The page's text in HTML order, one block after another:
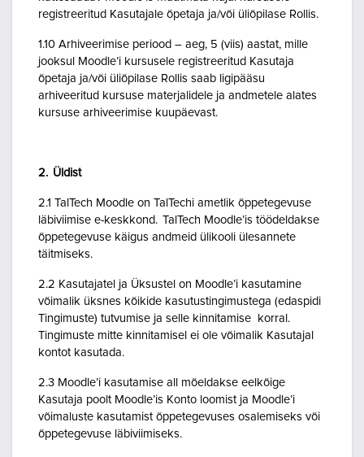
registreeritud Kasutajale õpetaja ja/või üliõpilase Rollis.
1.10 Arhiveerimise periood – aeg, 5 (viis) aastat, mille
jooksul Moodle’i kursusele registreeritud Kasutaja
õpetaja ja/või üliõpilase Rollis saab ligipääsu
arhiveeritud kursuse materjalidele ja andmetele alates
kursuse arhiveerimise kuupäevast.
2. Üldist
2.1 TalTech Moodle on TalTechi ametlik õppetegevuse
läbiviimise e-keskkond. TalTech Moodle’is töödeldakse
õppetegevuse käigus andmeid ülikooli ülesannete
täitmiseks.
2.2 Kasutajatel ja Üksustel on Moodle’i kasutamine
võimalik üksnes kõikide kasutustingimustega (edaspidi
Tingimuste) tutvumise ja selle kinnitamise korral.
Tingimuste mitte kinnitamisel ei ole võimalik Kasutajal
kontot kasutada.
2.3 Moodle’i kasutamise all mõeldakse eelkõige
Kasutaja poolt Moodle’is Konto loomist ja Moodle’i
võimaluste kasutamist õppetegevuses osalemiseks või
õppetegevuse läbiviimiseks.